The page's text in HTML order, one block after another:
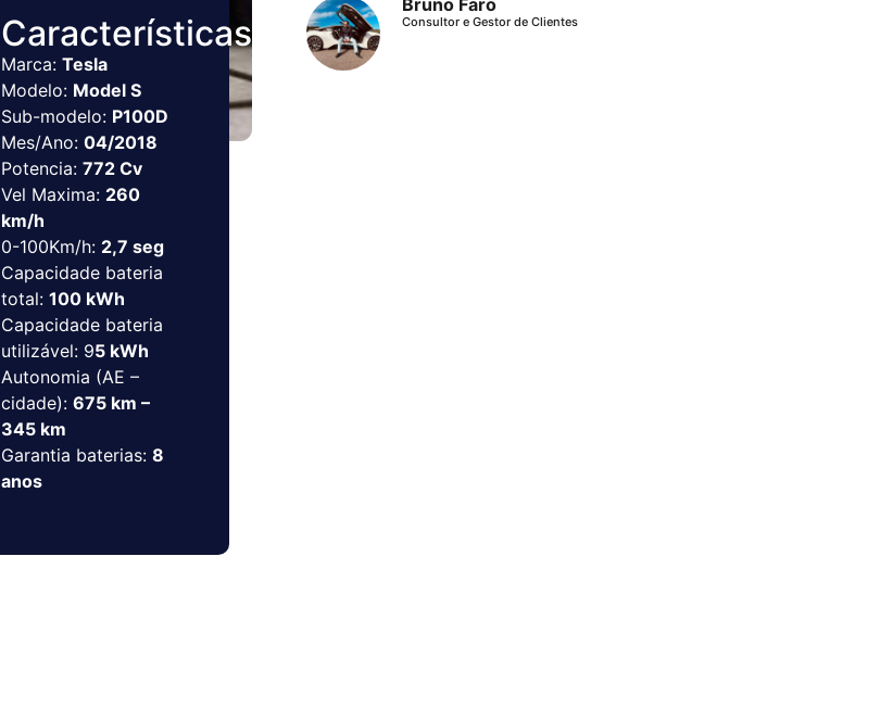
Características
Marca: Tesla
Modelo: Model S
Sub-modelo: P100D
Mes/Ano: 04/2018
Potencia: 772 Cv
Vel Maxima: 260
km/h
0-100Km/h: 2,7 seg
Capacidade bateria
total: 100 kWh
Capacidade bateria
utilizável: 95 kWh
Autonomia (AE –
cidade): 675 km –
345 km
Garantia baterias: 8
anos
Bruno Faro
Consultor e Gestor de Clientes